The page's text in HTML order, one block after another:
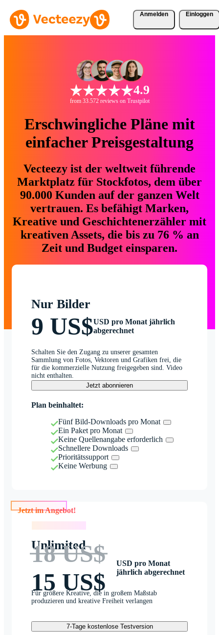
Anmelden Einloggen
4.9
from 33.572 reviews on Trustpilot
Erschwingliche Pläne mit
einfacher Preisgestaltung
Vecteezy ist der weltweit führende
Marktplatz für Stockfotos, dem über
90.000 Kunden auf der ganzen Welt
vertrauen. Es befähigt Marken,
Kreative und Geschichtenerzähler mit
kreativen Assets, die bis zu 76 % an
Zeit und Budget einsparen.
Nur Bilder
9 US$USD pro Monat jährlich
abgerechnet
Schalten Sie den Zugang zu unserer gesamten
Sammlung von Fotos, Vektoren und Grafiken frei, die
für die kommerzielle Nutzung freigegeben sind. Video
nicht enthalten.
Jetzt abonnieren
Plan beinhaltet:
Fünf Bild-Downloads pro Monat
Ein Paket pro Monat
Keine Quellenangabe erforderlich
Schnellere Downloads
Prioritätssupport
Keine Werbung
Jetzt im Angebot!
Unlimited
18 US$
15 US$
USD pro Monat
jährlich abgerechnet
Für größere Kreative, die in großem Maßstab
produzieren und kreative Freiheit verlangen
7-Tage kostenlose Testversion